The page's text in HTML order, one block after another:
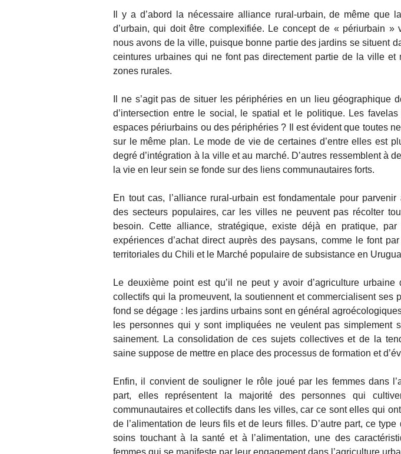
Il y a d’abord la nécessaire alliance rural-urbain, de même que
d’urbain, qui doit être complexifiée. Le concept de « périurbain »
nous avons de la ville, puisque bonne partie des jardins se situent
ceintures urbaines qui ne font pas directement partie de la ville et
zones rurales.
Il ne s’agit pas de situer les périphéries en un lieu géographique
d’intersection entre le social, le spatial et le politique. Les
espaces périurbains ou des périphéries ? Il est évident que toutes
sur le même plan. Le mode de vie de certaines d’entre elles est
degré d’intégration à la ville et au marché. D’autres ressemblent à
la vie en leur sein se fonde sur des liens communautaires forts.
En tout cas, l’alliance rural-urbain est fondamentale pour parvenir
des secteurs populaires, car les villes ne peuvent pas récolter
besoin. Cette alliance, stratégique, existe déjà en pratique,
expériences d’achat direct auprès des paysans, comme le font
territoriales du Chili et le Marché populaire de subsistance en
Le deuxième point est qu’il ne peut y avoir d’agriculture urbaine
collectifs qui la promeuvent, la soutiennent et commercialisent ses
fond se dégage : les jardins urbains sont en général
les personnes qui y sont impliquées ne veulent pas simplement
sainement. La consolidation de ces sujets collectives et de la
saine suppose de mettre en place des processus de formation et
Enfin, il convient de souligner le rôle joué par les femmes dans
part, elles représentent la majorité des personnes qui
communautaires et collectifs dans les villes, car ce sont elles qui
de l’alimentation de leurs fils et de leurs filles. D’autre part, ce type
soins touchant à la santé et à l’alimentation, une des
femmes qui se manifeste par leur engagement dans l’agriculture